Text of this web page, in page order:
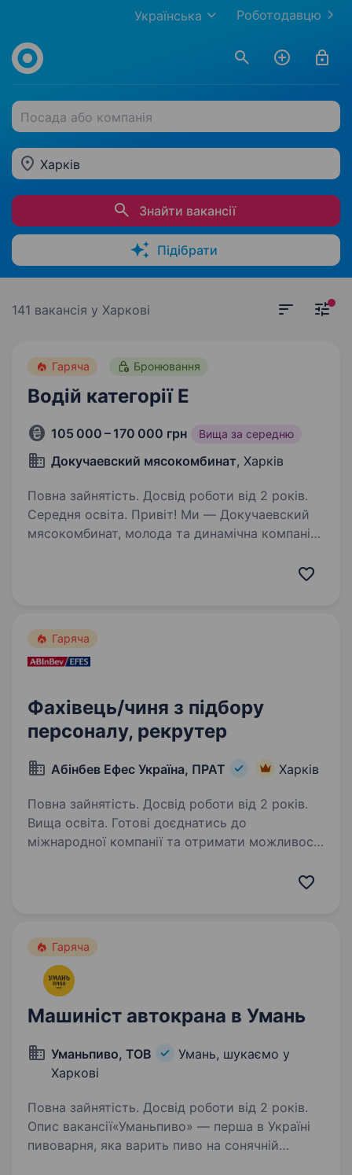
Роботодавцю
Українська
Посада або компанія
Харків
Знайти вакансії
Підібрати
141 вакансія у Харкові
Гаряча Бронювання
Водій категорії Е
105 000 – 170 000 грн Вища за середню
Докучаевский мясокомбинат, Харків
Повна зайнятість. Досвід роботи від 2 років.
Середня освіта. Привіт! Ми — Докучаевский
мясокомбинат, молода та динамічна компанія,
Гаряча
Фахівець/чиня з підбору
персоналу, рекрутер
Абінбев Ефес Україна, ПРАТ Харків
Повна зайнятість. Досвід роботи від 2 років.
Вища освіта. Готові доєднатись до
міжнародної компанії та отримати можливості
Ви отримаєте наставництво від працівників
Гаряча
Машиніст автокрана в Умань
Уманьпиво, ТОВ
Умань, шукаємо у
Харкові
Повна зайнятість. Досвід роботи від 2 років.
Опис вакансії«Уманьпиво» — перша в Україні
пивоварня, яка варить пиво на сонячній